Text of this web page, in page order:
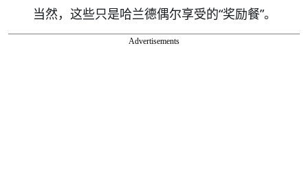
当然，这些只是哈兰德偶尔享受的“奖励餐”。
Advertisements